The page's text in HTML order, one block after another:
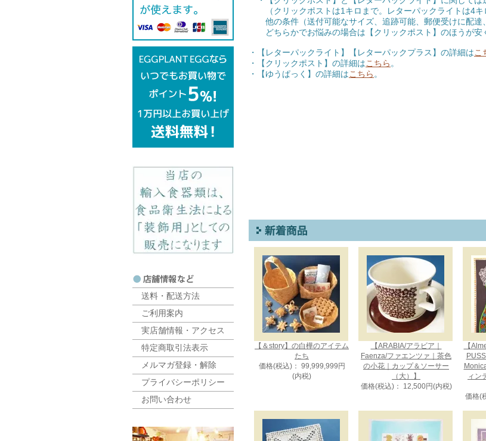
（クリックポストは1キロまで。レターパックライトは4キ
他の条件（送付可能なサイズ、追跡可能、郵便受けに配達
どちらかでお悩みの場合は【クリックポスト】のほうが安
・【レターパックライト】【レターパックプラス】の詳細はこ
・【クリックポスト】の詳細はこちら 。
・【ゆうぱっく】の詳細はこちら 。
【＆story】の白樺のアイテム
たち
価格(税込)： 99,999,999円
(内税)
【ARABIA/アラビア｜
Faenza/ファエンツァ｜茶色
の小花｜カップ＆ソーサー
（大）】
価格(税込)： 12,500円(内税)
【
ィン
価格(
送料・配送方法
ご利用案内
実店舗情報・アクセス
特定商取引法表示
メルマガ登録・解除
プライバシーポリシー
お問い合わせ